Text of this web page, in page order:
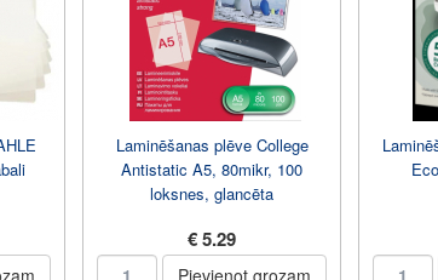
Laminēšanas plēve College
Antistatic A5, 80mikr, 100
loksnes, glancēta
€ 5.29
Pievienot grozam